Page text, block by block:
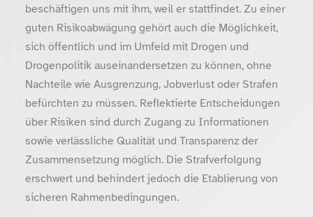
beschäftigen uns mit ihm, weil er stattfindet. Zu einer
guten Risikoabwägung gehört auch die Möglichkeit,
sich öffentlich und im Umfeld mit Drogen und
Drogenpolitik auseinandersetzen zu können, ohne
Nachteile wie Ausgrenzung, Jobverlust oder Strafen
befürchten zu müssen. Reflektierte Entscheidungen
über Risiken sind durch Zugang zu Informationen
sowie verlässliche Qualität und Transparenz der
Zusammensetzung möglich. Die Strafverfolgung
erschwert und behindert jedoch die Etablierung von
sicheren Rahmenbedingungen.